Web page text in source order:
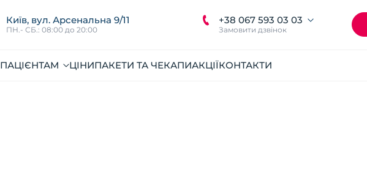
Київ, вул. Арсенальна 9/11
ПН.- СБ.: 08:00 до 20:00
+38 067 593 03 03
Замовити дзвінок
ПАЦІЄНТАМ ЦІНИПАКЕТИ ТА ЧЕКАПИАКЦІЇКОНТАКТИ